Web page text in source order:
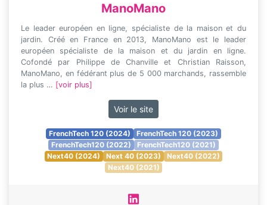
ManoMano
Le leader européen en ligne, spécialiste de la maison et du
jardin. Créé en France en 2013, ManoMano est le leader
européen spécialiste de la maison et du jardin en ligne.
Cofondé par Philippe de Chanville et Christian Raisson,
ManoMano, en fédérant plus de 5 000 marchands, rassemble
la plus … [voir plus]
Voir le site
FrenchTech 120 (2024)
FrenchTech 120 (2023)
FrenchTech120 (2022)
FrenchTech120 (2021)
Next40 (2024)
Next 40 (2023)
Next40 (2022)
Next40 (2021)